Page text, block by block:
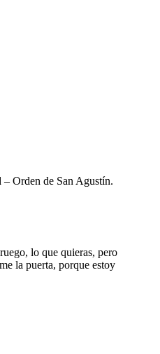
Orden de San Agustín.
lo que quieras, pero
la puerta, porque estoy